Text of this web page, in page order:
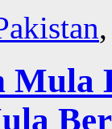
Mula